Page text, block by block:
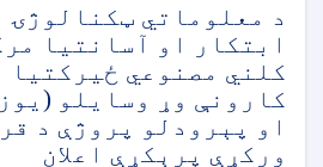
د معلوماتي ټکنالوژۍ
ابتکار او آسانتیا
کلني مصنوعي ځیرکتیا
کارونې وړ وسایلو
او پېرودلو پروژې د
ورکړې پرېکړې اعلان